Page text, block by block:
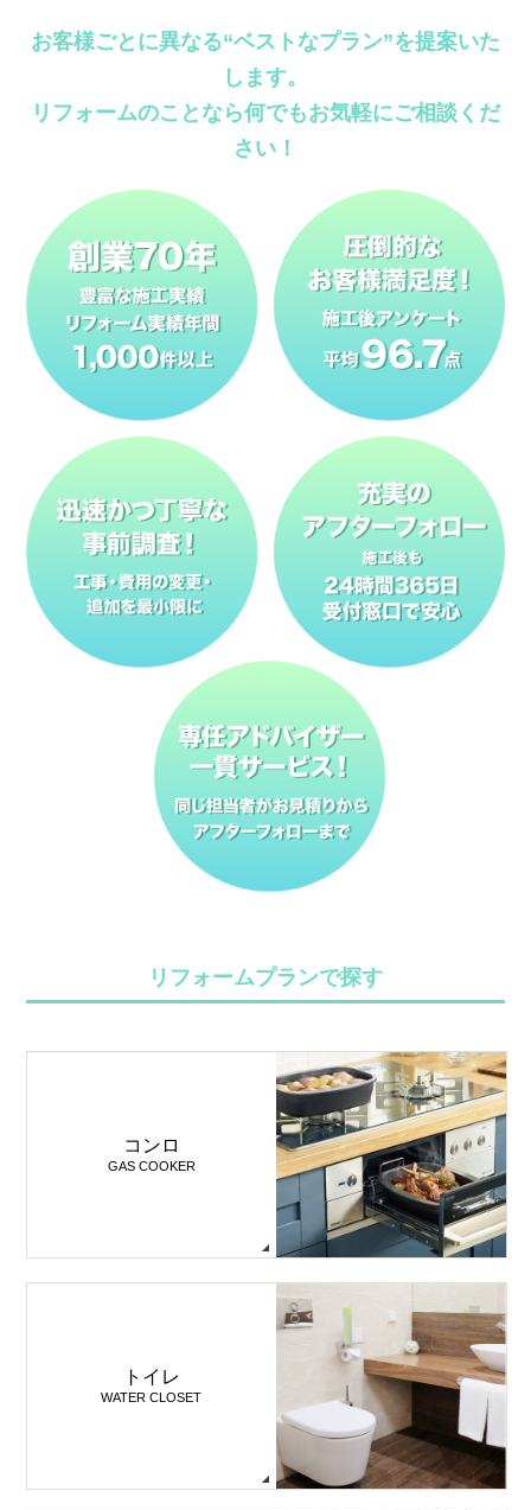
お客様ごとに異なる“ベストなプラン”を提案いた
します。
リフォームのことなら何でもお気軽にご相談くだ
さい！
リフォームプランで探す
コンロ
GAS COOKER
トイレ
WATER CLOSET